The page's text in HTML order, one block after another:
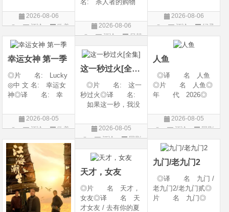
ears of Solitude/One
Hundred Years of So
寂/百年孤寂：第一
部(台)/百年孤
2026-08-06
评论
欧美
剧
名: 杀人者的购物
A Shop for Killers S
2 / A Shop for Killers
代: 2026◎产
地: 韩国
2026-08-06
评论
日韩
剧
名: 幸存地球◎
年 代: 2026◎
类 别: 纪录片
◎语 言: 英语
◎上映
2026-08-06
评论
纪录
片
幸运女神 第一季
◎片 名: Lucky
◎中 文 名: 幸运女
神◎译 名: 幸
6◎产 地: 美国
◎类 别: 剧情 /
英语◎上映日期: 2
026-07-15(美国)
2026-08-05
评论
欧美
剧
人鱼
◎译 名 人鱼
◎片 名 人鱼◎
年 代 2026◎
◎类 别 剧情 /
悬疑◎语 言 汉
期 2026-08-04(中国
大陆)◎IMDb链接 t
2026-08-05
评论
国剧
这一秒过火[全集]
◎片 名: 这一
秒过火◎译 名:
如果这一秒，我没
年 代: 2026◎
产 地: 中国大
情 / 爱情◎语 言:
汉语普通话◎上映
2026-08-05
评论
国剧
九门/老九门2
◎译 名 九门 /
老九门2/老九门贰◎
片 名 九门◎
天才，女友
◎片 名 天才，
女友◎译 名 天
才女友 / 去有你的夏